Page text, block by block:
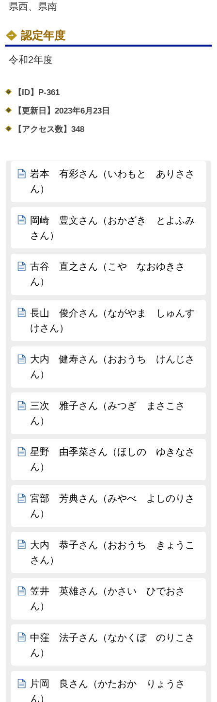
県西、県南
認定年度
令和2年度
【ID】 P-361
【更新日】 2023年6月23日
【アクセス数】 348
岩本 有彩さん（いわもと ありささ
ん）
岡崎 豊文さん（おかざき とよふみ
さん）
古谷 直之さん（こや なおゆきさ
ん）
長山 俊介さん（ながやま しゅんす
けさん）
大内 健寿さん（おおうち けんじさ
ん）
三次 雅子さん（みつぎ まさこさ
ん）
星野 由季菜さん（ほしの ゆきなさ
ん）
宮部 芳典さん（みやべ よしのりさ
ん）
大内 恭子さん（おおうち きょうこ
さん）
笠井 英雄さん（かさい ひでおさ
ん）
中窪 法子さん（なかくぼ のりこさ
ん）
片岡 良さん（かたおか りょうさ
ん）